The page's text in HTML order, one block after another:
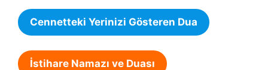
Cennetteki Yerinizi Gösteren Dua
İstihare Namazı ve Duası